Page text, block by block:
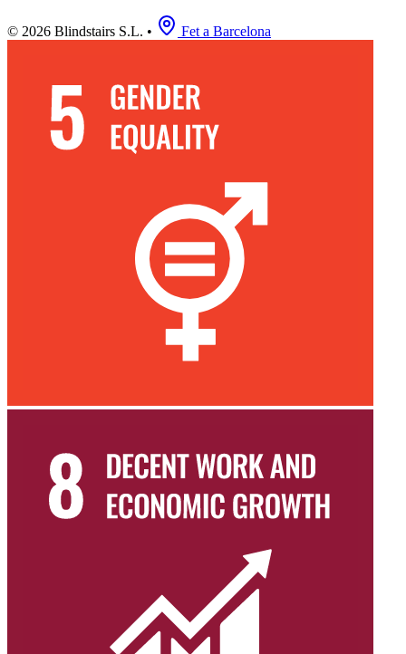
© 2026 Blindstairs S.L. • Fet a Barcelona